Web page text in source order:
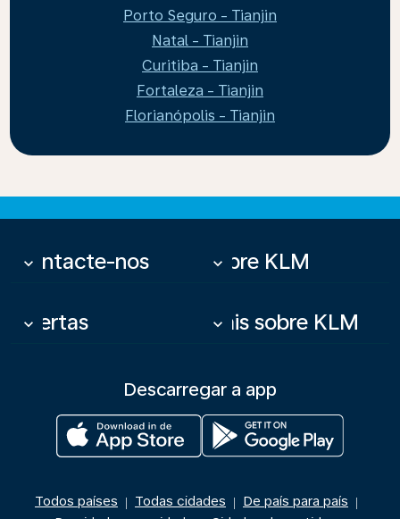
Porto Seguro - Tianjin
Natal - Tianjin
Curitiba - Tianjin
Fortaleza - Tianjin
Florianópolis - Tianjin
Contacte-nos
keyboard_arrow_down Sobre KLM
keyboard_arrow_down
Ofertas
keyboard_arrow_down Mais sobre KLM
keyboard_arrow_down
Descarregar a app
Todos países | Todas cidades | De país para país |